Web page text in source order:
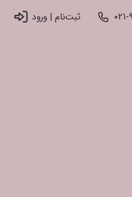
ثبت‌نام |‌ ورود